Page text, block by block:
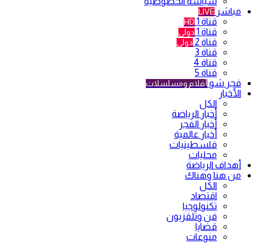
مباشر LIVE
قناة 1 HD
قناة 1 دولي
قناة 2 دولي
قناة 3
قناة 4
قناة 5
فجر شو أفلام ومسلسلات
الأخبار
الكل
أخبار الرياضة
أخبار الفجر
أخبار عالمية
فلسطينيات
محليات
أهداف الرياضة
من هنا وهناك
الكل
اقتصاد
تكنولوجيا
فن وتلفزيون
قضايا
منوعات